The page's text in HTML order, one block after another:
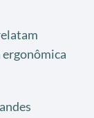
ergonômica